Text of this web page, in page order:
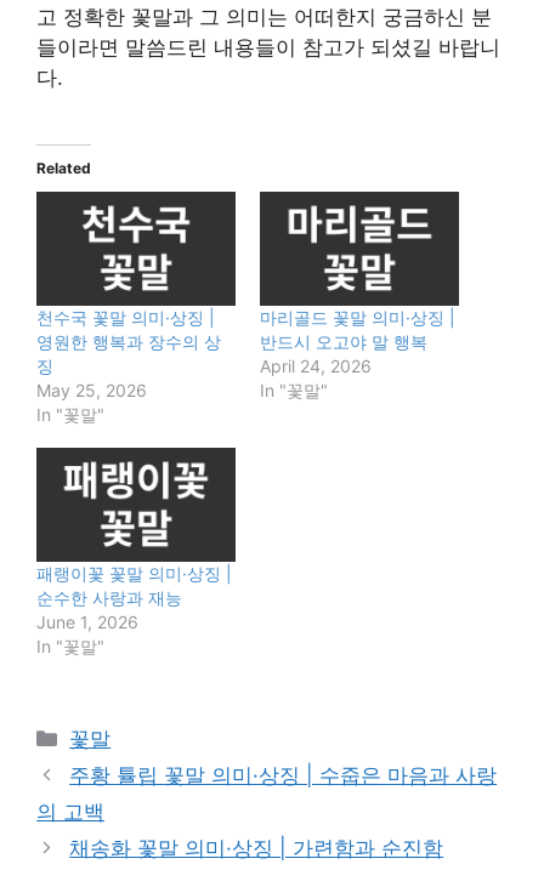
고 정확한 꽃말과 그 의미는 어떠한지 궁금하신 분
들이라면 말씀드린 내용들이 참고가 되셨길 바랍니
다.
Related
천수국 꽃말 의미·상징 |
영원한 행복과 장수의 상
징
May 25, 2026
In "꽃말"
마리골드 꽃말 의미·상징 |
반드시 오고야 말 행복
April 24, 2026
In "꽃말"
패랭이꽃 꽃말 의미·상징 |
순수한 사랑과 재능
June 1, 2026
In "꽃말"
Categories
꽃말
주황 튤립 꽃말 의미·상징 | 수줍은 마음과 사랑
의 고백
채송화 꽃말 의미·상징 | 가련함과 순진함